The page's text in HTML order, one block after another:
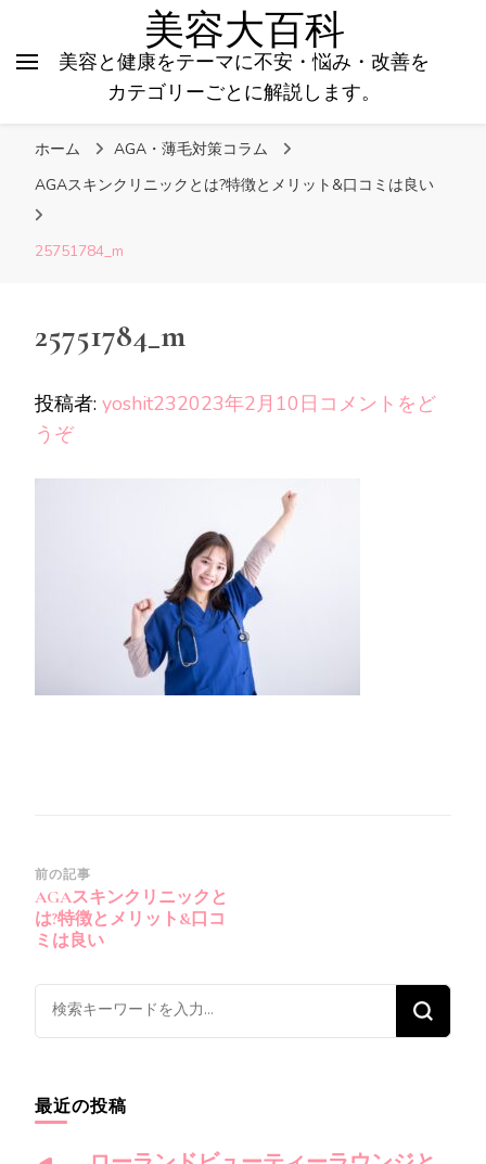
美容大百科
美容と健康をテーマに不安・悩み・改善を
カテゴリーごとに解説します。
ホーム
AGA・薄毛対策コラム
AGAスキンクリニックとは?特徴とメリット&口コミは良い
25751784_m
25751784_m
投稿者: yoshit232023年2月10日 コメントをど
うぞ(25751784_m)
投
稿
ナ
ゲ
ー
ョ
ン
前の記事
AGAスキンクリニックと
は?特徴とメリット&口コ
ミは良い
な
に
お
探
し
最近の投稿